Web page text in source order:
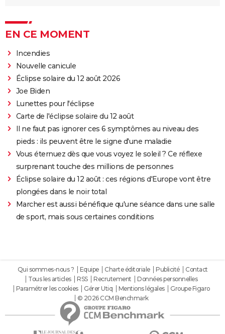
EN CE MOMENT
Incendies
Nouvelle canicule
Éclipse solaire du 12 août 2026
Joe Biden
Lunettes pour l'éclipse
Carte de l'éclipse solaire du 12 août
Il ne faut pas ignorer ces 6 symptômes au niveau des
pieds : ils peuvent être le signe d'une maladie
Vous éternuez dès que vous voyez le soleil ? Ce réflexe
surprenant touche des millions de personnes
Éclipse solaire du 12 août : ces régions d'Europe vont être
plongées dans le noir total
Marcher est aussi bénéfique qu'une séance dans une salle
de sport, mais sous certaines conditions
Qui sommes-nous ? Equipe Charte éditoriale Publicité
Contact
Tous les articles
RSS Recrutement
Données personnelles
Paramétrer les cookies
Gérer Utiq Mentions légales
Groupe Figaro
© 2026 CCM Benchmark